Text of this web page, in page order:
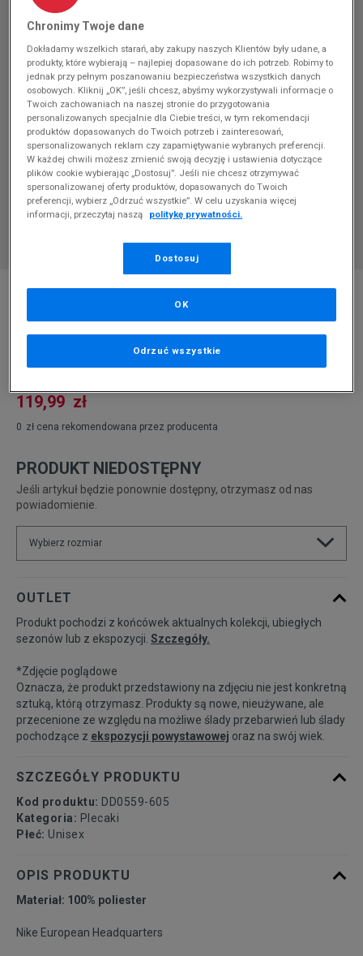
Produkt pochodzi z końcówek aktualnych kolekcji, ubiegłych
sezonów lub z ekspozycji.Szczegóły.
0 zł cena rekomendowana przez producenta
119,99 zł
PRODUKT NIEDOSTĘPNY
Jeśli artykuł będzie ponownie dostępny, otrzymasz od nas
powiadomienie.
Wybierz rozmiar
OUTLET
Produkt pochodzi z końcówek aktualnych kolekcji, ubiegłych
sezonów lub z ekspozycji. Szczegóły.
*Zdjęcie poglądowe
Oznacza, że produkt przedstawiony na zdjęciu nie jest konkretną
sztuką, którą otrzymasz. Produkty są nowe, nieużywane, ale
przecenione ze względu na możliwe ślady przebarwień lub ślady
pochodzące z ekspozycji powystawowej oraz na swój wiek.
SZCZEGÓŁY PRODUKTU
Kod produktu: DD0559-605
Kategoria: Plecaki
Płeć: Unisex
OPIS PRODUKTU
Materiał: 100% poliester
Nike European Headquarters
Chronimy Twoje dane
Dokładamy wszelkich starań, aby zakupy naszych Klientów były udane, a
produkty, które wybierają – najlepiej dopasowane do ich potrzeb. Robimy to
jednak przy pełnym poszanowaniu bezpieczeństwa wszystkich danych
osobowych. Kliknij „OK”, jeśli chcesz, abyśmy wykorzystywali informacje o
Twoich zachowaniach na naszej stronie do przygotowania
personalizowanych specjalnie dla Ciebie treści, w tym rekomendacji
produktów dopasowanych do Twoich potrzeb i zainteresowań,
spersonalizowanych reklam czy zapamiętywanie wybranych preferencji.
W każdej chwili możesz zmienić swoją decyzję i ustawienia dotyczące
plików cookie wybierając „Dostosuj”. Jeśli nie chcesz otrzymywać
spersonalizowanej oferty produktów, dopasowanych do Twoich
preferencji, wybierz „Odrzuć wszystkie”. W celu uzyskania więcej
informacji, przeczytaj naszą
politykę prywatności.
Dostosuj
Odrzuć wszystkie
OK